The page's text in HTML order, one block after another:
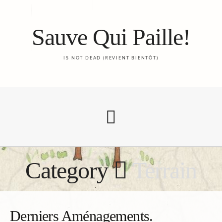
Sauve Qui Paille!
IS NOT DEAD (REVIENT BIENTÔT)
Accueil
Category Terrain
Derniers Aménagements.